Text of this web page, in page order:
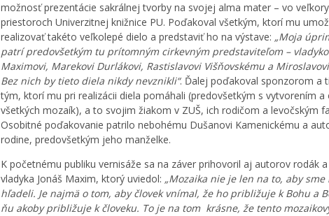
možnosť prezentácie sakrálnej tvorby na svojej alma mater – vo
priestoroch Univerzitnej knižnice PU. Poďakoval všetkým, ktorí mu
realizovať takéto veľkolepé dielo a predstaviť ho na výstave: „Moja
patrí predovšetkým tu prítomným cirkevným predstaviteľom –
Maximovi, Marekovi Durlákovi, Rastislavovi Višňovskému a
Bez nich by tieto diela nikdy nevznikli“. Ďalej poďakoval sponzorom a
tým, ktorí mu pri realizácii diela pomáhali (predovšetkým s vytvorením a
všetkých mozaík), a to svojim žiakom v ZUŠ, ich rodičom a levočským
Osobitné poďakovanie patrilo nebohému Dušanovi Kamenickému a
rodine, predovšetkým jeho manželke.
K početnému publiku vernisáže sa na záver prihovoril aj autorov rodák
vladyka Jonáš Maxim, ktorý uviedol: „Mozaika nie je len na to, aby
hľadeli. Je najmä o tom, aby človek vnímal, že ho približuje k Bohu a
ňu akoby približuje k človeku. To je na tom krásne, že tento